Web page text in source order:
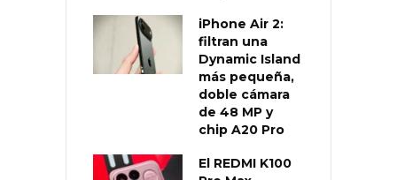
iPhone Air 2:
filtran una
Dynamic Island
más pequeña,
doble cámara
de 48 MP y
chip A20 Pro
El REDMI K100